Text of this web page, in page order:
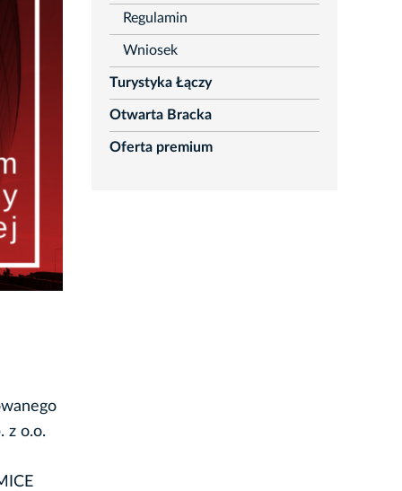
z o.o.
Regulamin
Wniosek
Turystyka Łączy
Otwarta Bracka
Oferta premium